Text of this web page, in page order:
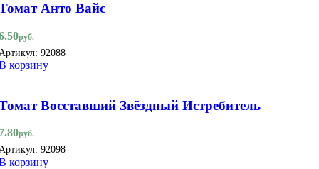
Анто Вайс
руб.
92088
корзину
Восставший Звёздный Истребитель
руб.
92098
корзину